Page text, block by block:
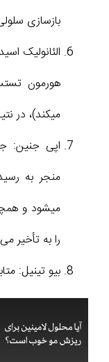
بازسازی
هورمون
میکند)، در
اپی جنین:
منجر به
میشود و
را به تأخیر
بیو تینیل: